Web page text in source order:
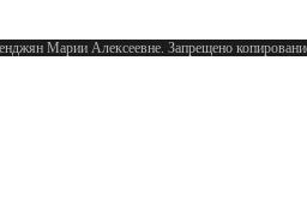
Марии Алексеевне. Запрещено